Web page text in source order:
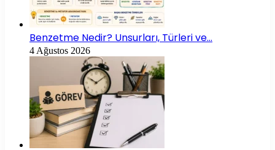
Benzetme Nedir? Unsurları, Türleri ve…
4 Ağustos 2026